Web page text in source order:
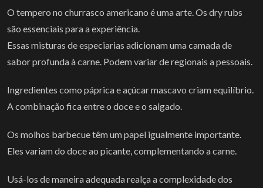
O tempero no churrasco americano é uma arte. Os dry rubs
são essenciais para a experiência.
Essas misturas de especiarias adicionam uma camada de
sabor profunda à carne. Podem variar de regionais a pessoais.
Ingredientes como páprica e açúcar mascavo criam equilíbrio.
A combinação fica entre o doce e o salgado.
Os molhos barbecue têm um papel igualmente importante.
Eles variam do doce ao picante, complementando a carne.
Usá-los de maneira adequada realça a complexidade dos